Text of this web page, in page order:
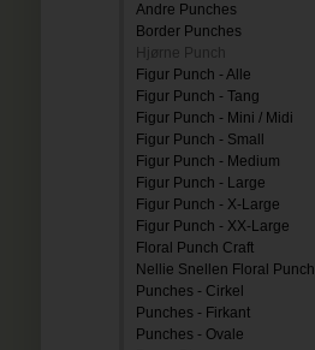
Andre Punches
Border Punches
Hjørne Punch
Figur Punch - Alle
Figur Punch - Tang
Figur Punch - Mini / Midi
Figur Punch - Small
Figur Punch - Medium
Figur Punch - Large
Figur Punch - X-Large
Figur Punch - XX-Large
Floral Punch Craft
Nellie Snellen Floral Punch
Punches - Cirkel
Punches - Firkant
Punches - Ovale